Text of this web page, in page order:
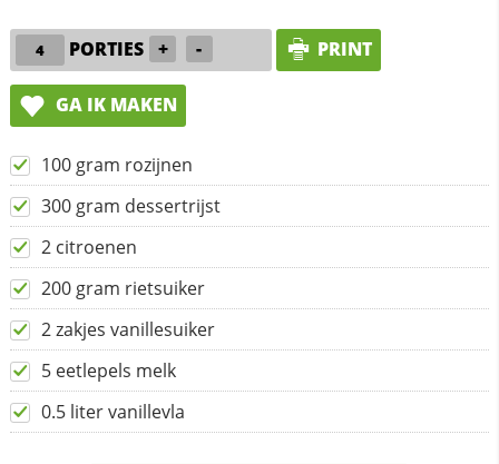
PORTIES + - PRINT
GA IK MAKEN
100 gram rozijnen
300 gram dessertrijst
2 citroenen
200 gram rietsuiker
2 zakjes vanillesuiker
5 eetlepels melk
0.5 liter vanillevla